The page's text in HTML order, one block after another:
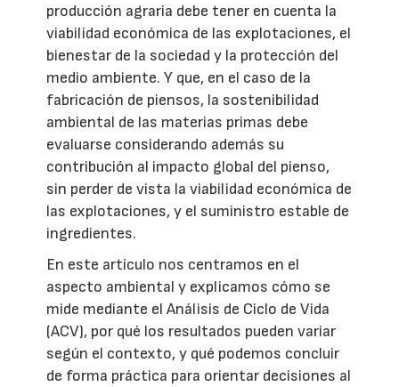
producción agraria debe tener en cuenta la
viabilidad económica de las explotaciones, el
bienestar de la sociedad y la protección del
medio ambiente. Y que, en el caso de la
fabricación de piensos, la sostenibilidad
ambiental de las materias primas debe
evaluarse considerando además su
contribución al impacto global del pienso,
sin perder de vista la viabilidad económica de
las explotaciones, y el suministro estable de
ingredientes.
En este artículo nos centramos en el
aspecto ambiental y explicamos cómo se
mide mediante el Análisis de Ciclo de Vida
(ACV), por qué los resultados pueden variar
según el contexto, y qué podemos concluir
de forma práctica para orientar decisiones al